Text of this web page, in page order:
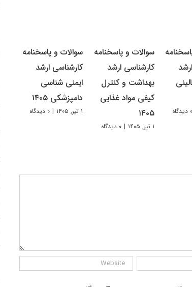
۰ دیدگاه
سوالات و پاسخنامه
کارشناسی ارشد
بهداشت و کنترل
کیفی مواد غذایی
۱۴۰۵
۱ تیر, ۱۴۰۵ | ۰ دیدگاه
سوالات و پاسخنامه
کارشناسی ارشد
ایمنی شناسی
دامپزشکی ۱۴۰۵
۱ تیر, ۱۴۰۵ | ۰ دیدگاه